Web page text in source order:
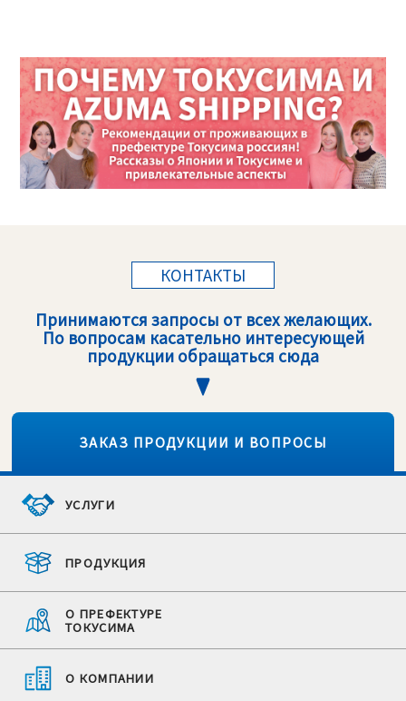
КОНТАКТЫ
Принимаются запросы от всех желающих.
По вопросам касательно интересующей
продукции обращаться сюда
ЗАКАЗ ПРОДУКЦИИ И ВОПРОСЫ
УСЛУГИ
ПРОДУКЦИЯ
О ПРЕФЕКТУРЕ
ТОКУСИМА
О КОМПАНИИ